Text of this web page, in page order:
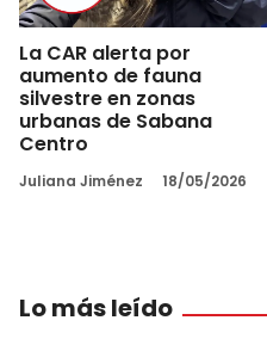
La CAR alerta por
aumento de fauna
silvestre en zonas
urbanas de Sabana
Centro
Juliana Jiménez 18/05/2026
Lo más leído